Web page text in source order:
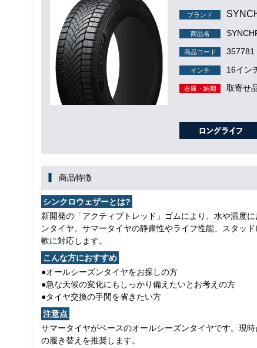
ブランド
商品名
商品コード 357781
インチ 16イン
在庫・納期 取寄せ
商品特徴
シンクロウェザーとは?
新開発の「アクティブトレッド」ゴムにより、水や温度
ンタイヤ。サマータイヤの静粛性やライフ性能、スタッ
軟に対応します。
こんな方におすすめ
●オールシーズンタイヤをお探しの方
●急な天候の変化にもしっかり備えたいとお考えの方
●タイヤ交換の手間を省きたい方
注意点
サマータイヤがベースのオールシーズンタイヤです。現
の履き替えを推奨します。